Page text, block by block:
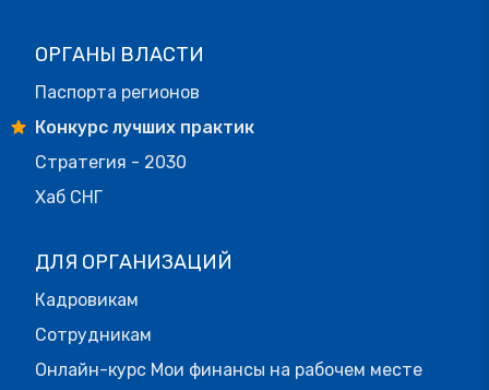
ОРГАНЫ ВЛАСТИ
Паспорта регионов
Конкурс лучших практик
Стратегия - 2030
Хаб СНГ
ДЛЯ ОРГАНИЗАЦИЙ
Кадровикам
Сотрудникам
Онлайн-курс Мои финансы на рабочем месте